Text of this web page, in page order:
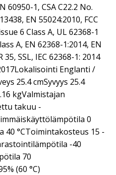
60950-1, CSA C22.2 No.
EN 55024:2010, FCC
6 Class A, UL 62368-1
A, EN 62368-1:2014, EN
35, SSL, IEC 62368-1: 2014
Englanti /
25.4 cmSyvyys 25.4
kgValmistajan
takuu -
0
40 °CToimintakosteus 15 -
-40
70
(60 °C)